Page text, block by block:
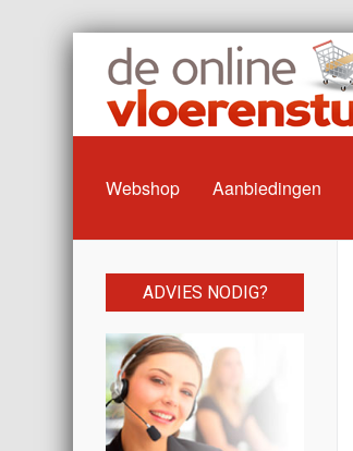
Webshop Aanbiedingen
ADVIES NODIG?